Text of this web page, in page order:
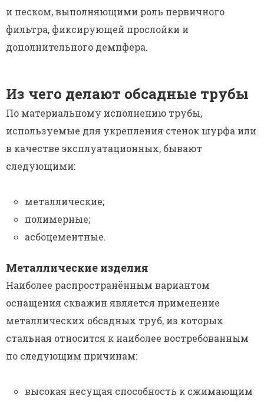
и песком, выполняющими роль первичного
фильтра, фиксирующей прослойки и
дополнительного демпфера.
Из чего делают обсадные трубы
По материальному исполнению трубы,
используемые для укрепления стенок шурфа или
в качестве эксплуатационных, бывают
следующими:
металлические;
полимерные;
асбоцементные.
Металлические изделия
Наиболее распространённым вариантом
оснащения скважин является применение
металлических обсадных труб, из которых
стальная относится к наиболее востребованным
по следующим причинам:
высокая несущая способность к сжимающим